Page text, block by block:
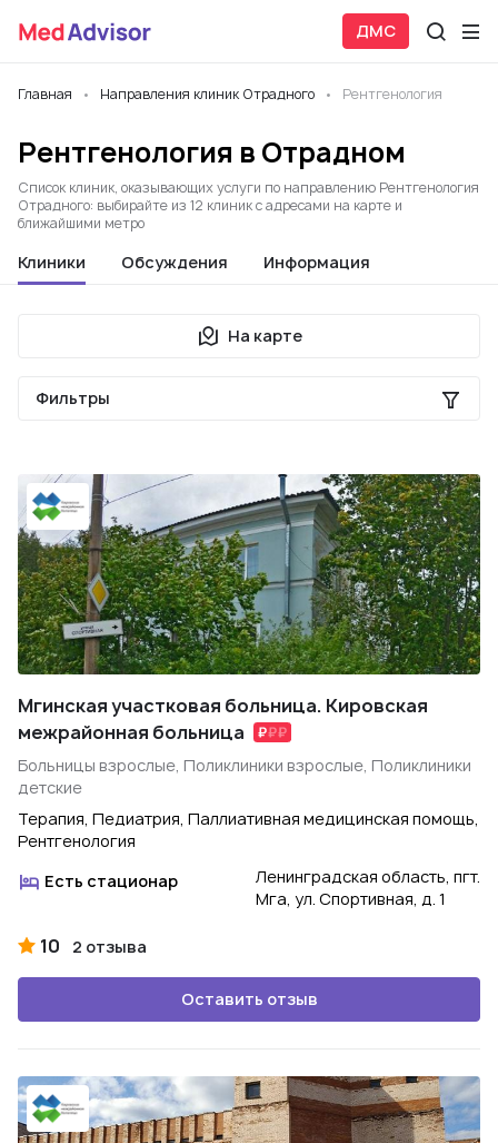
ДМС
Главная Направления клиник Отрадного Рентгенология
Рентгенология в Отрадном
Список клиник, оказывающих услуги по направлению Рентгенология
Отрадного: выбирайте из 12 клиник с адресами на карте и
ближайшими метро
Клиники Обсуждения Информация
На карте
Фильтры
Мгинская участковая больница. Кировская
межрайонная больница
Больницы взрослые, Поликлиники взрослые, Поликлиники
детские
Терапия, Педиатрия, Паллиативная медицинская помощь,
Рентгенология
Есть стационар
Ленинградская область, пгт.
Мга, ул. Спортивная, д. 1
10 2 отзыва
Оставить отзыв